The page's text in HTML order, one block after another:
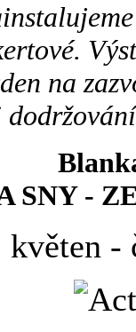
na
SNY -
květen -